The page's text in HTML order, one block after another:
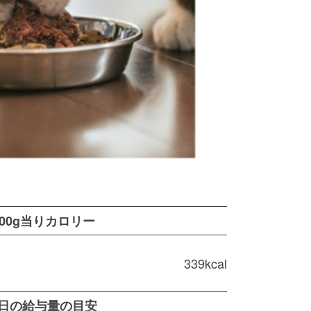
当りカロリー
339kcal
の給与量の目安